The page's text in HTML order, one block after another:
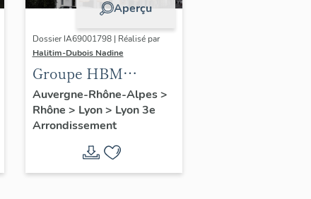
Aperçu
Dossier IA69001798 | Réalisé par
Halitim-Dubois Nadine
Groupe HBM
Lavoisier
Auvergne-Rhône-Alpes>
Rhône > Lyon> Lyon 3e
Arrondissement